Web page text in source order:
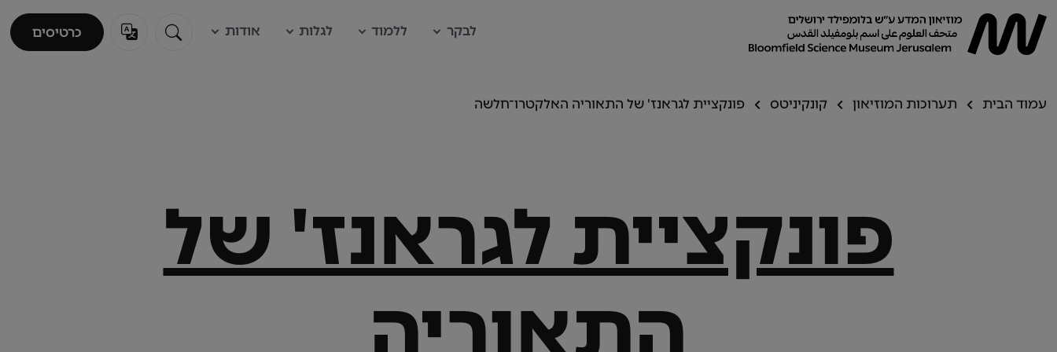
לבקר ללמוד לגלות אודות כרטיסים
עמוד הבית תערוכות המוזיאון קונקיניטס פונקציית לגראנז' של התאוריה האלקטרו־חלשה
פונקציית לגראנז' של
התאוריה